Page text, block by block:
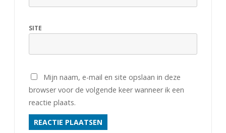
SITE
Mijn naam, e-mail en site opslaan in deze
browser voor de volgende keer wanneer ik een
reactie plaats.